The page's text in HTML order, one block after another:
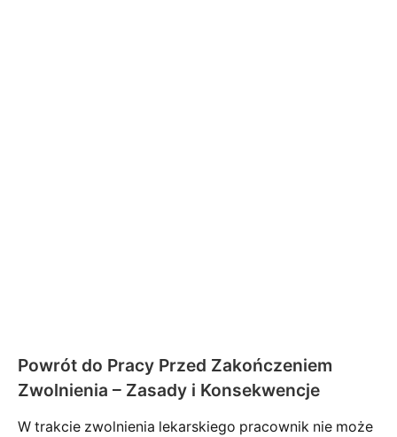
Powrót do Pracy Przed Zakończeniem
Zwolnienia – Zasady i Konsekwencje
W trakcie zwolnienia lekarskiego pracownik nie może